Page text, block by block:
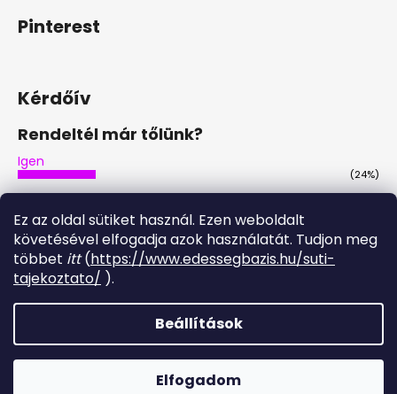
Ez az oldal sütiket használ. Ezen weboldalt
követésével elfogadja azok használatát. Tudjon meg
többet itt(https://www.edessegbazis.hu/suti-
tajekoztato/ ).
Beállítások
Elfogadom
Pinterest
Kérdőív
Rendeltél már tőlünk?
Igen
(24%)
Nem
Nem, de tervezem
(28%)
Igen, többször is
Édesség Bázis. Minden jog fenntartva.